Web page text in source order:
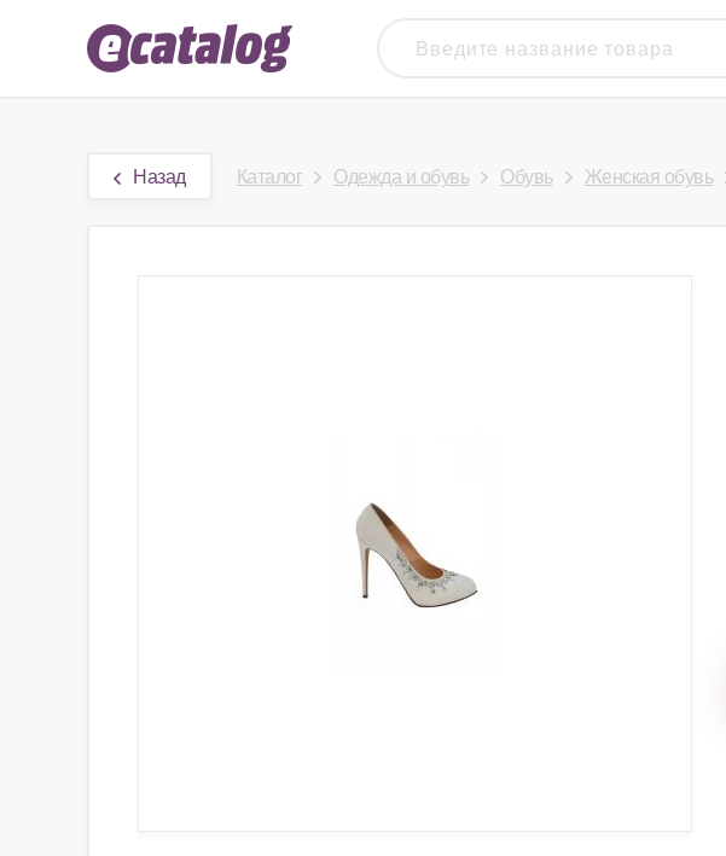
Назад Каталог Одежда и обувь Обувь Женская обувь